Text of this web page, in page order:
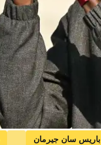
باريس سان جيرمان